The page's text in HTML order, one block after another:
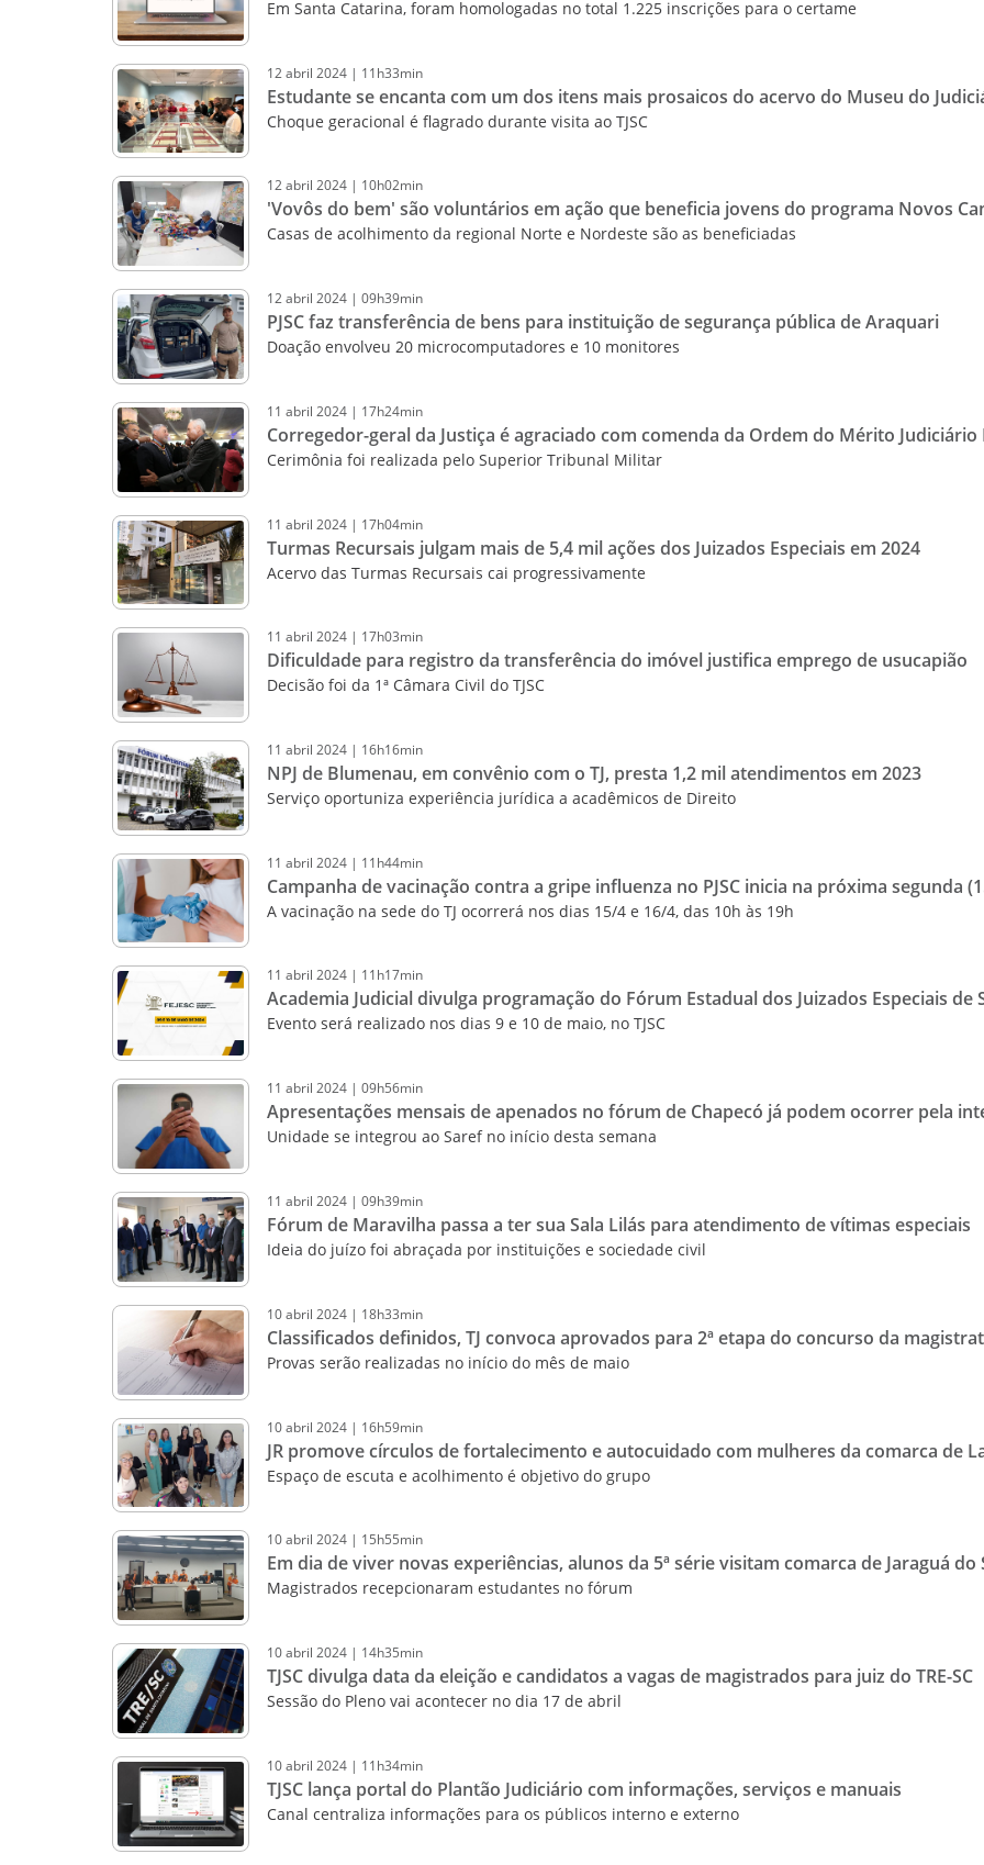
Em Santa Catarina, foram homologadas no total 1.225 inscrições para o certame
12abril 2024 | 11h33min
Estudante se encanta com um dos itens mais prosaicos do acervo do Museu do
Choque geracional é flagrado durante visita ao TJSC
12abril 2024 | 10h02min
'Vovôs do bem' são voluntários em ação que beneficia jovens do programa Novos
Casas de acolhimento da regional Norte e Nordeste são as beneficiadas
12abril 2024 | 09h39min
PJSC faz transferência de bens para instituição de segurança pública de Araquari
Doação envolveu 20 microcomputadores e 10 monitores
11 abril 2024 | 17h24min
Corregedor-geral da Justiça é agraciado com comenda da Ordem do Mérito
Cerimônia foi realizada pelo Superior Tribunal Militar
11 abril 2024 | 17h04min
Turmas Recursais julgam mais de 5,4 mil ações dos Juizados Especiais em 2024
Acervo das Turmas Recursais cai progressivamente
11 abril 2024 | 17h03min
Dificuldade para registro da transferência do imóvel justifica emprego de usucapião
Decisão foi da 1ª Câmara Civil do TJSC
11 abril 2024 | 16h16min
NPJ de Blumenau, em convênio com o TJ, presta 1,2 mil atendimentos em 2023
Serviço oportuniza experiência jurídica a acadêmicos de Direito
11 abril 2024 | 11h44min
Campanha de vacinação contra a gripe influenza no PJSC inicia na próxima segunda
A vacinação na sede do TJ ocorrerá nos dias 15/4 e 16/4, das 10h às 19h
11 abril 2024 | 11h17min
Academia Judicial divulga programação do Fórum Estadual dos Juizados Especiais de
Evento será realizado nos dias 9 e 10 de maio, no TJSC
11 abril 2024 | 09h56min
Apresentações mensais de apenados no fórum de Chapecó já podem ocorrer pela
Unidade se integrou ao Saref no início desta semana
11 abril 2024 | 09h39min
Fórum de Maravilha passa a ter sua Sala Lilás para atendimento de vítimas especiais
Ideia do juízo foi abraçada por instituições e sociedade civil
10abril 2024 | 18h33min
Classificados definidos, TJ convoca aprovados para 2ª etapa do concurso da
Provas serão realizadas no início do mês de maio
10abril 2024 | 16h59min
JR promove círculos de fortalecimento e autocuidado com mulheres da comarca de
Espaço de escuta e acolhimento é objetivo do grupo
10abril 2024 | 15h55min
Em dia de viver novas experiências, alunos da 5ª série visitam comarca de Jaraguá do
Magistrados recepcionaram estudantes no fórum
10abril 2024 | 14h35min
TJSC divulga data da eleição e candidatos a vagas de magistrados para juiz do TRE-SC
Sessão do Pleno vai acontecer no dia 17 de abril
10abril 2024 | 11h34min
TJSC lança portal do Plantão Judiciário com informações, serviços e manuais
Canal centraliza informações para os públicos interno e externo